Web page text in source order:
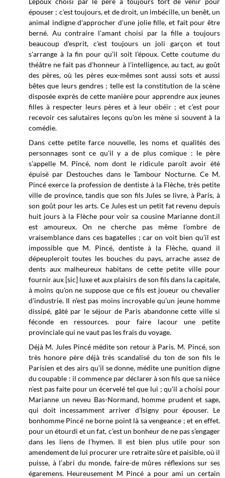
épouser ; c'est toujours, et de droit, un imbécille, un benêt, un
animal indigne d'approcher d'une jolie fille, et fait pour être
berné. Au contraire l’amant choisi par la fille a toujours
beaucoup d'esprit, c'est toujours un joli garçon et tout
s'arrange à la fin pour qu’il soit l’époux. Cette coutume du
théâtre ne fait pas d’honneur à l’intelligence, au tact, au goût
des pères, où les pères eux-mêmes sont aussi sots et aussi
bêtes que leurs gendres ; telle est la constitution de la scène
disposée exprès de cette manière pour apprendre aux jeunes
filles à respecter leurs pères et à leur obéir ; et c’est pour
recevoir ces salutaires leçons qu'on les mène si souvent à la
comédie.
Dans cette petite farce nouvelle, les noms et qualités des
personnages sont ce qu'il y a de plus comique : le père
s’appelle M. Pincé, nom dont le ridicule paroît avoir été
épuisé par Destouches dans le Tambour Nocturne. Ce M.
Pincé exerce la profession de dentiste à la Flèche, très petite
ville de province, tandis que son fils Jules se livre, à Paris, à
son goût pour les arts. Ce Jules est un petit fat revenu depuis
huit jours à la Flèche pour voir sa cousine Marianne dont.il
est amoureux. On ne cherche pas même l’ombre de
vraisemblance dans ces bagatelles ; car on voit bien qu’il est
impossible que M. Pincé, dentiste à la Flèche, quand il
dépeupleroit toutes les bouches du pays, arrache assez de
dents aux malheureux habitans de cette petite ville pour
fournir aux [sic] luxe et aux plaisirs de son fils dans la capitale,
à moins qu'on ne suppose que ce fils est joueur ou chevalier
d'industrie. Il n’est pas moins incroyable qu’un jeune homme
dissipé, gâté par le séjour de Paris abandonne cette ville si
féconde en ressources. pour faire lacour une petite
provinciale qui ne vaut pas les frais du voyage.
Déjà M. Jules Pincé médite son retour à Paris. M. Pincé, son
très honore père déjà très scandalisé du ton de son fils le
Parisien et des airs qu’il se donne, médite une punition digne
du coupable : il commence par déclarer à son fils que sa nièce
n’est pas faite pour un écervelé tel que lui ; qu'il a choisi pour
Marianne un neveu Bas-Normand, homme prudent et sage,
qui doit incessamment arriver d’Isigny pour épouser. Le
bonhomme Pincé ne borne point là sa vengeance ; et en effet.
pour un étourdi et un fat, c’est un bonheur de ne pas s’engager
dans les liens de l’hymen. Il est bien plus utile pour son
amendement de lui procurer ure retraite sûre et paisible, où il
puisse, à l’abri du monde, faire-de mûres réflexions sur ses
égaremens. Heureusement M Pincé a pour ami un certain